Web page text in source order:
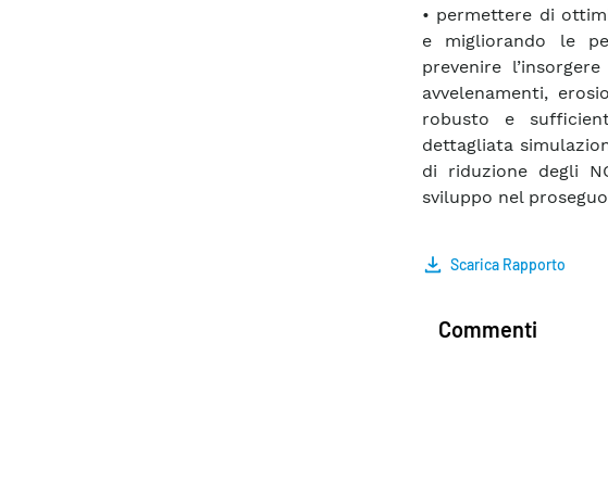
• permettere di
e migliorando le
prevenire
avvelenamenti,
robusto e
dettagliata
di riduzione degli
sviluppo nel
Scarica Rapporto
Commenti